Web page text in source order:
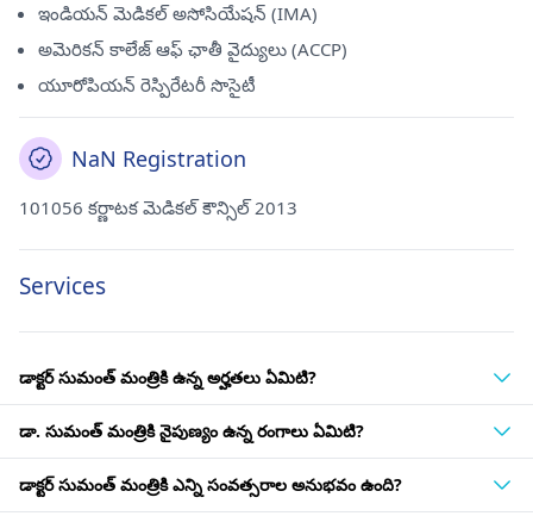
ఇండియన్ మెడికల్ అసోసియేషన్ (IMA)
అమెరికన్ కాలేజ్ ఆఫ్ ఛాతీ వైద్యులు (ACCP)
యూరోపియన్ రెస్పిరేటరీ సొసైటీ
NaN Registration
101056 కర్ణాటక మెడికల్ కౌన్సిల్ 2013
Services
డాక్టర్ సుమంత్ మంత్రికి ఉన్న అర్హతలు ఏమిటి?
డా. సుమంత్ మంత్రికి నైపుణ్యం ఉన్న రంగాలు ఏమిటి?
డాక్టర్ సుమంత్ మంత్రికి ఎన్ని సంవత్సరాల అనుభవం ఉంది?